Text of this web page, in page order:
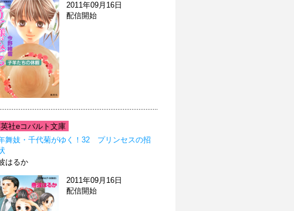
2011年09月16日
配信開始
社eコバルト文庫
舞妓・千代菊がゆく！32 プリンセスの招
はるか
2011年09月16日
配信開始